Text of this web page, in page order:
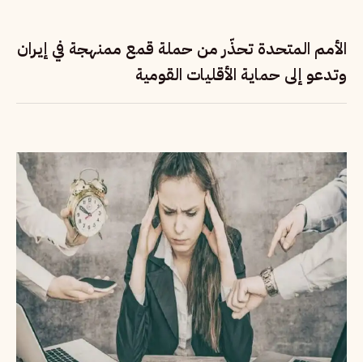
الأمم المتحدة تحذّر من حملة قمع ممنهجة في إيران
وتدعو إلى حماية الأقليات القومية